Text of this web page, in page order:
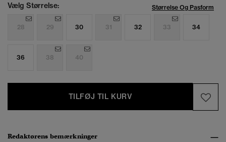
Vælg Størrelse: Størrelse Og Pasform
28 29 30 31 32 33 34
36 38 40
TILFØJ TIL KURV
Redaktørens bemærkninger